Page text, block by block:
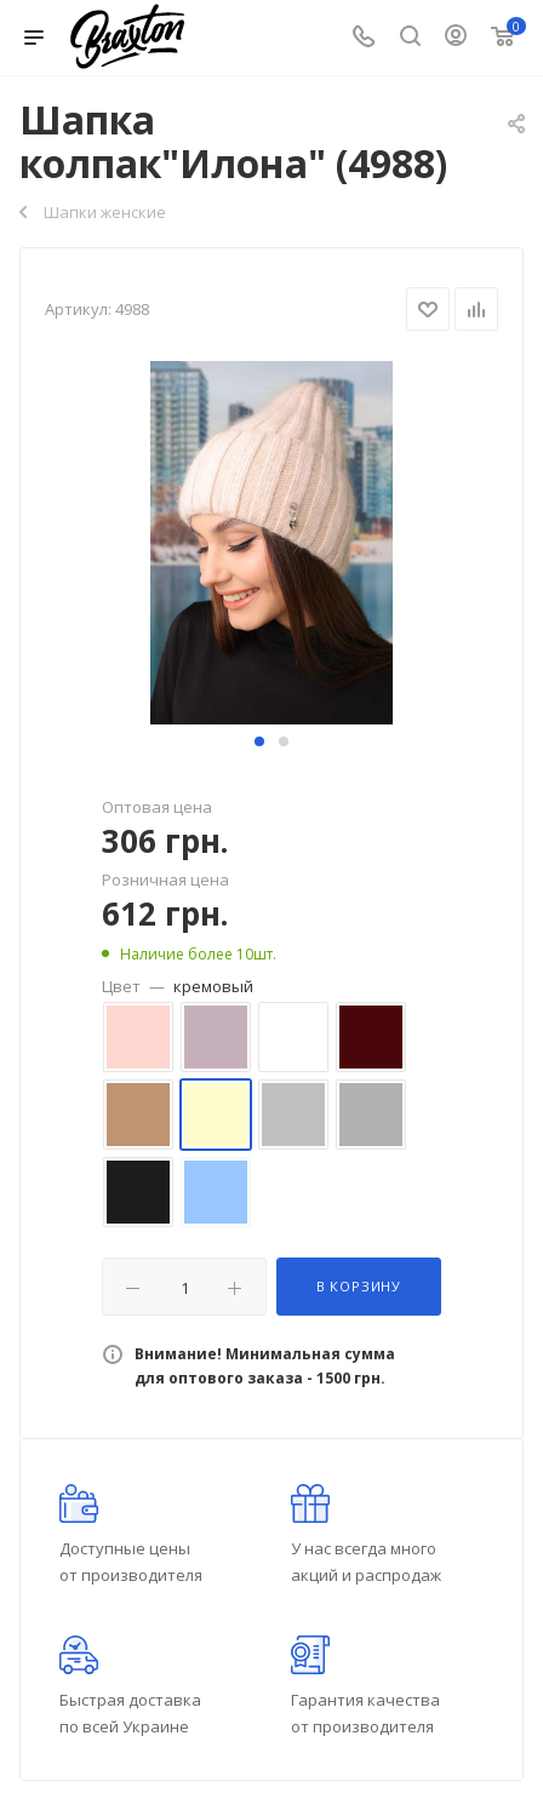
0
Шапка
колпак"Илона" (4988)
Шапки женские
Артикул: 4988
Оптовая цена
306 грн.
Розничная цена
612 грн.
Наличие более 10шт.
Цвет — кремовый
В КОРЗИНУ
Внимание! Минимальная сумма
для оптового заказа - 1500 грн.
Доступные цены
от производителя
У нас всегда много
акций и распродаж
Быстрая доставка
по всей Украине
Гарантия качества
от производителя